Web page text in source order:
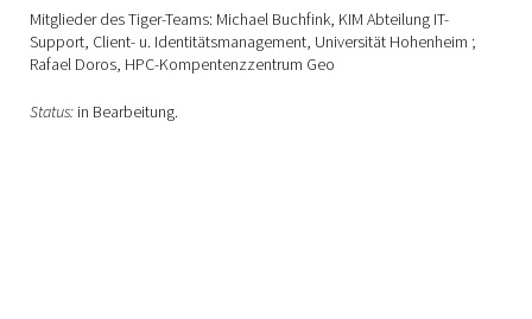
Mitglieder des Tiger-Teams: Michael Buchfink, KIM Abteilung IT-
Support, Client- u. Identitätsmanagement, Universität Hohenheim ;
Rafael Doros, HPC-Kompentenzzentrum Geo
Status:in Bearbeitung.